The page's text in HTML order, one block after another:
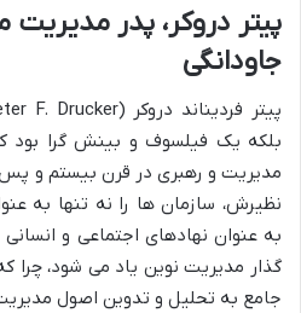
پیتر دروکر، پدر مدیریت
جاودانگی
بلکه یک فیلسوف و بینش گرا بود
مدیریت و رهبری در قرن بیستم و
نظیرش، سازمان ها را نه تنها به
به عنوان نهادهای اجتماعی و
گذار مدیریت نوین یاد می شود، چرا
جامع به تحلیل و تدوین اصول